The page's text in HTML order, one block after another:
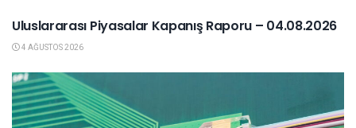
Uluslararası Piyasalar Kapanış Raporu – 04.08.2026
4 AĞUSTOS 2026